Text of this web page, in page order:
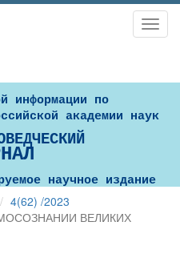
информации по
академии наук
научное издание
4(62) /2023
ВЕЛИКИХ